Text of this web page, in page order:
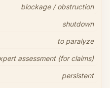
blockage / obstruction
shutdown
to paralyze
assessment (for claims)
persistent